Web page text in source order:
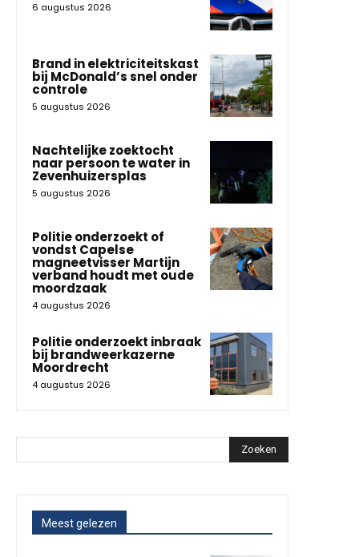
6 augustus 2026
Brand in elektriciteitskast
bij McDonald’s snel onder
controle
5 augustus 2026
Nachtelijke zoektocht
naar persoon te water in
Zevenhuizersplas
5 augustus 2026
Politie onderzoekt of
vondst Capelse
magneetvisser Martijn
verband houdt met oude
moordzaak
4 augustus 2026
Politie onderzoekt inbraak
bij brandweerkazerne
Moordrecht
4 augustus 2026
Zoeken
Meest gelezen